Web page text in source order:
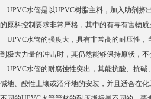
UPVC水管是以UPVC树脂主料，加入助剂挤
的原料控制要求非常严格，其中的有毒有害物
UPVC水管的强度大，具有非常高的耐压性，
到极大力量的冲击时，其仍然能够保持原状，不
UPVC水管的耐腐蚀性突出，其能抗酸、抗碱
碱地、酸性土壤或沼泽地的安装，并且适合在化